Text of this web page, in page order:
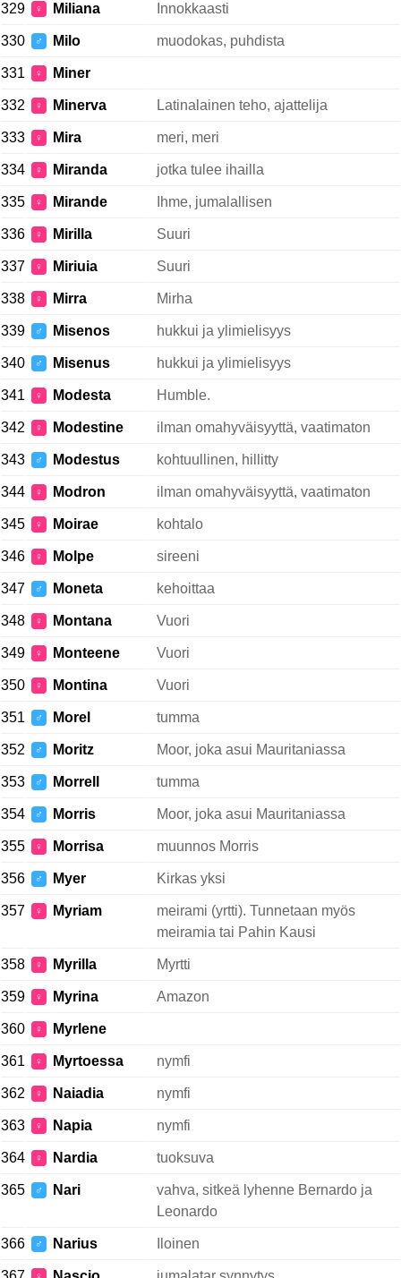
329 ♀ Miliana Innokkaasti
330 ♂ Milo muodokas, puhdista
331 ♀ Miner
332 ♀ Minerva Latinalainen teho, ajattelija
333 ♀ Mira meri, meri
334 ♀ Miranda jotka tulee ihailla
335 ♀ Mirande Ihme, jumalallisen
336 ♀ Mirilla Suuri
337 ♀ Miriuia Suuri
338 ♀ Mirra Mirha
339 ♂ Misenos hukkui ja ylimielisyys
340 ♂ Misenus hukkui ja ylimielisyys
341 ♀ Modesta Humble.
342 ♀ Modestine ilman omahyväisyyttä, vaatimaton
343 ♂ Modestus kohtuullinen, hillitty
344 ♀ Modron ilman omahyväisyyttä, vaatimaton
345 ♀ Moirae kohtalo
346 ♀ Molpe sireeni
347 ♂ Moneta kehoittaa
348 ♀ Montana Vuori
349 ♀ Monteene Vuori
350 ♀ Montina Vuori
351 ♂ Morel tumma
352 ♂ Moritz Moor, joka asui Mauritaniassa
353 ♂ Morrell tumma
354 ♂ Morris Moor, joka asui Mauritaniassa
355 ♀ Morrisa muunnos Morris
356 ♂ Myer Kirkas yksi
357 ♀ Myriam
meirami (yrtti). Tunnetaan myös
meiramia tai Pahin Kausi
358 ♀ Myrilla Myrtti
359 ♀ Myrina Amazon
360 ♀ Myrlene
361 ♀ Myrtoessa nymfi
362 ♀ Naiadia nymfi
363 ♀ Napia nymfi
364 ♀ Nardia tuoksuva
365 ♂ Nari
vahva, sitkeä lyhenne Bernardo ja
Leonardo
366 ♂ Narius Iloinen